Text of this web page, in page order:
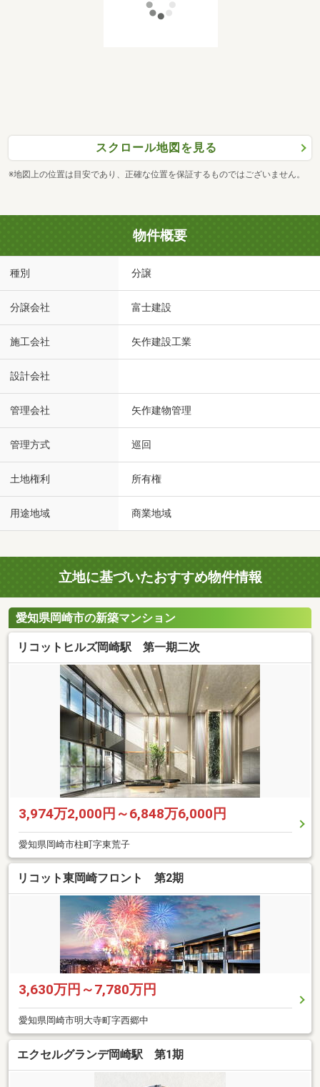
スクロール地図を見る
※地図上の位置は目安であり、正確な位置を保証するものではございません。
物件概要
種別 分譲
分譲会社 富士建設
施工会社 矢作建設工業
設計会社
管理会社 矢作建物管理
管理方式 巡回
土地権利 所有権
用途地域 商業地域
立地に基づいたおすすめ物件情報
愛知県岡崎市の新築マンション
リコットヒルズ岡崎駅 第一期二次
3,974万2,000円～6,848万6,000円
愛知県岡崎市柱町字東荒子
リコット東岡崎フロント 第2期
3,630万円～7,780万円
愛知県岡崎市明大寺町字西郷中
エクセルグランデ岡崎駅 第1期